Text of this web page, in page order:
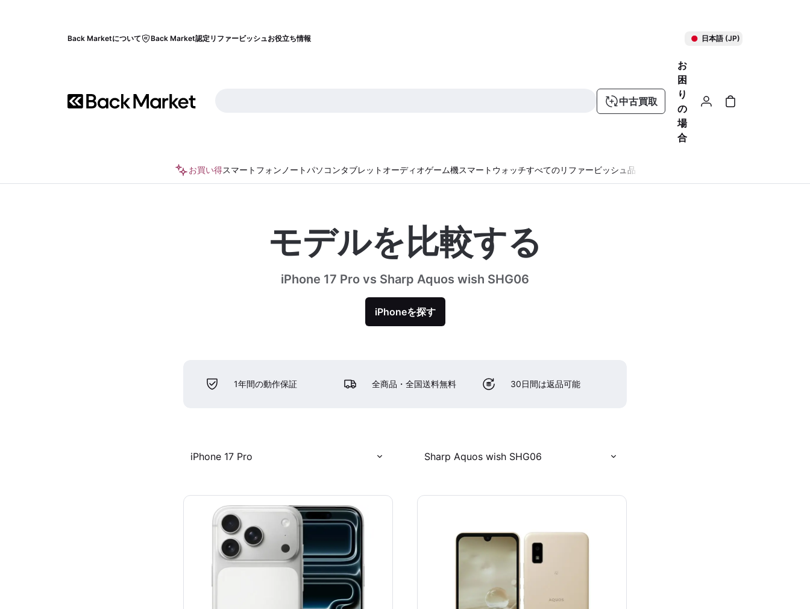
Back Marketについて Back Market認定リファービッシュお役立ち情報 日本語 (JP)
中古買取
お
困
り
の
場
合
お買い得スマートフォン ノートパソコンタブレット オーディオゲーム機スマートウォッチすべてのリファービッシュ品
モデルを比較する
iPhone 17 Pro vs Sharp Aquos wish SHG06
iPhoneを探す
1年間の動作保証 全商品・全国送料無料 30日間は返品可能
iPhone 17 Pro Sharp Aquos wish SHG06